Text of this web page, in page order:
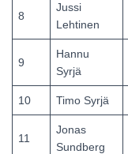
8
Jussi
Lehtinen
9
Hannu
Syrjä
10 Timo Syrjä
11
Jonas
Sundberg